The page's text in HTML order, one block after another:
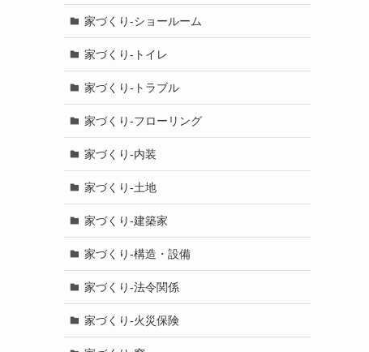
家づくり-ショールーム
家づくり-トイレ
家づくり-トラブル
家づくり-フローリング
家づくり-内装
家づくり-土地
家づくり-建築家
家づくり-構造・設備
家づくり-法令関係
家づくり-火災保険